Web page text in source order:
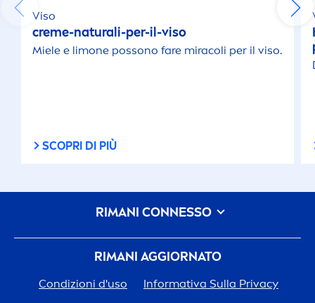
Viso
creme-naturali-per-il-viso
Miele e limone possono fare miracoli per il viso.
SCOPRI DI PIÙ
RIMANI AGGIORNATO
Condizioni d'uso
Informativa Sulla Privacy
RIMANI CONNESSO